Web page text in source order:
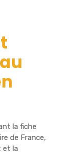
la fiche
de France,
et la